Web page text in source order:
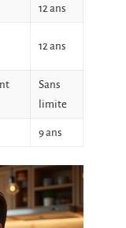
12 ans
12 ans
Sans
limite
9 ans